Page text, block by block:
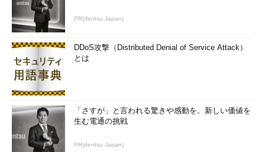
PR(dentsu Japan)
DDoS攻撃（Distributed Denial of Service Attack）
とは
「さすが」と言われる驚きや感動を。新しい価値を
生む電通の挑戦
PR(dentsu Japan)